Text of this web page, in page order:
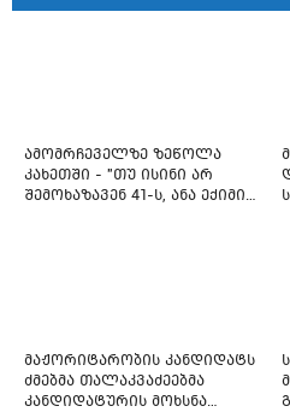
ამომრჩეველზე ზეწოლა
კახეთში - "თუ ისინი არ
შემოხაზავენ 41-ს, ანა ექიმის
მაჟორიტარობის კანდიდატს
ძმებმა თალაკვაძეებმა
კანდიდატურის მოხსნა